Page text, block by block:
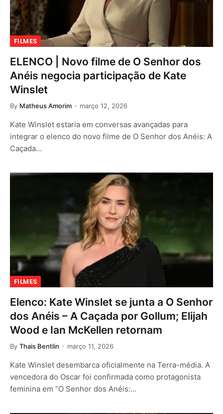
FILMES
ELENCO | Novo filme de O Senhor dos
Anéis negocia participação de Kate
Winslet
By Matheus Amorim março 12, 2026
Kate Winslet estaria em conversas avançadas para
integrar o elenco do novo filme de O Senhor dos Anéis: A
Caçada…
FILMES
Elenco: Kate Winslet se junta a O Senhor
dos Anéis – A Caçada por Gollum; Elijah
Wood e Ian McKellen retornam
By Thais Bentlin março 11, 2026
Kate Winslet desembarca oficialmente na Terra-média. A
vencedora do Oscar foi confirmada como protagonista
feminina em “O Senhor dos Anéis:…